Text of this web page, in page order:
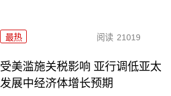
最热 阅读 21019
受美滥施关税影响 亚行调低亚太
发展中经济体增长预期